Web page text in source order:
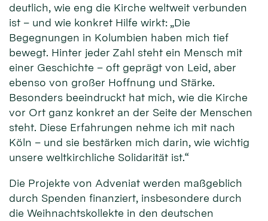
deutlich, wie eng die Kirche weltweit verbunden
ist – und wie konkret Hilfe wirkt: „Die
Begegnungen in Kolumbien haben mich tief
bewegt. Hinter jeder Zahl steht ein Mensch mit
einer Geschichte – oft geprägt von Leid, aber
ebenso von großer Hoffnung und Stärke.
Besonders beeindruckt hat mich, wie die Kirche
vor Ort ganz konkret an der Seite der Menschen
steht. Diese Erfahrungen nehme ich mit nach
Köln – und sie bestärken mich darin, wie wichtig
unsere weltkirchliche Solidarität ist.“
Die Projekte von Adveniat werden maßgeblich
durch Spenden finanziert, insbesondere durch
die Weihnachtskollekte in den deutschen